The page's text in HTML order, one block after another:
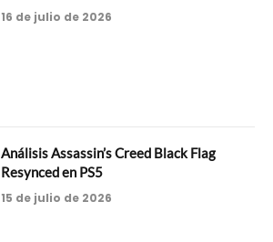
16 de julio de 2026
Análisis Assassin’s Creed Black Flag
Resynced en PS5
15 de julio de 2026